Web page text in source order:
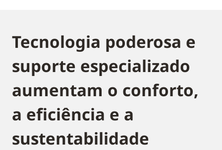
Tecnologia poderosa e
suporte especializado
aumentam o conforto,
a eficiência e a
sustentabilidade